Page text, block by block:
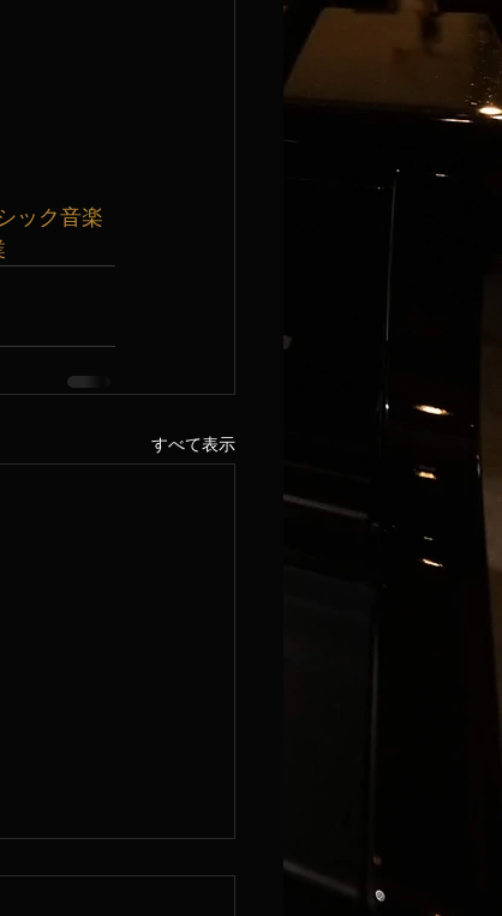
ック音楽
すべて表示